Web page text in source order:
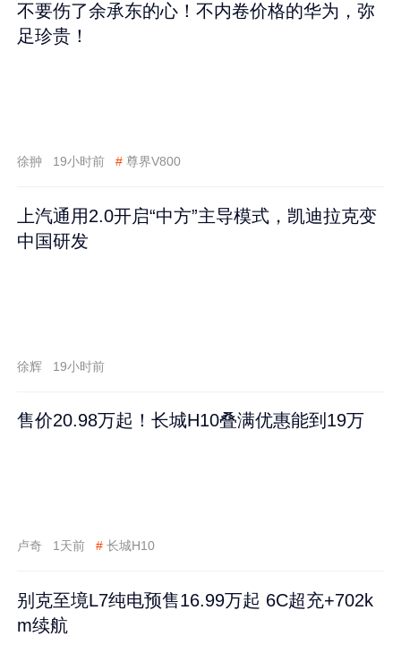
不要伤了余承东的心！不内卷价格的华为，弥
足珍贵！
徐翀 19小时前 # 尊界V800
上汽通用2.0开启“中方”主导模式，凯迪拉克变
中国研发
徐辉 19小时前
售价20.98万起！长城H10叠满优惠能到19万
卢奇 1天前 # 长城H10
别克至境L7纯电预售16.99万起 6C超充+702k
m续航